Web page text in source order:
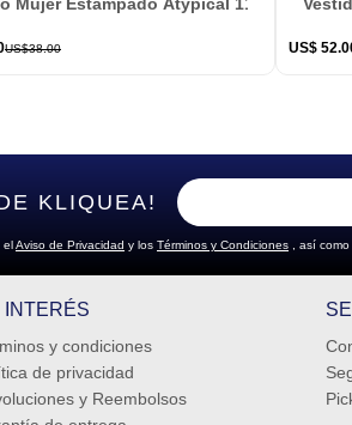
Mujer Estampado Atypical 113802
US$38.00 US$ 52.
KLIQUEA!
Aviso de Privacidad y los Términos y Condiciones , así
INTERÉS
y condiciones
de privacidad
y Reembolsos